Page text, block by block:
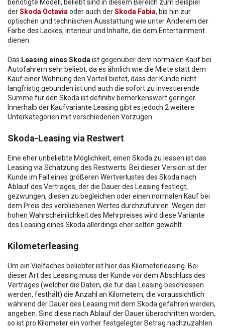
benötigte Modell, beliebt sind in diesem Bereich zum Beispiel
derSkoda Octaviaoder auch derSkoda Fabia, bis hin zur
optischen und technischen Ausstattung wie unter Anderem der
Farbe des Lackes, Interieur und Inhalte, die dem Entertainment
dienen.
Das Leasing eines Skodaist gegenüber dem normalen Kauf bei
Autofahrern sehr beliebt, da es ähnlich wie die Miete statt dem
Kauf einer Wohnung den Vorteil bietet, dass der Kunde nicht
langfristig gebunden ist und auch die sofort zu investierende
Summe für den Skoda ist definitiv bemerkenswert geringer.
Innerhalb der Kaufvariante Leasing gibt es jedoch 2 weitere
Unterkategorien mit verschiedenen Vorzügen.
Skoda-Leasing via Restwert
Eine eher unbeliebte Möglichkeit, einen Skoda zu leasen ist das
Leasing via Schätzung des Restwerts. Bei dieser Version ist der
Kunde im Fall eines größeren Wertverlustes des Skoda nach
Ablauf des Vertrages, der die Dauer des Leasing festlegt,
gezwungen, diesen zu begleichen oder einen normalen Kauf bei
dem Preis des verbliebenen Wertes durchzuführen. Wegen der
hohen Wahrscheinlichkeit des Mehrpreises wird diese Variante
des Leasing eines Skoda allerdings eher selten gewählt.
Kilometerleasing
Um ein Vielfaches beliebter ist hier das Kilometerleasing. Bei
dieser Art des Leasing muss der Kunde vor dem Abschluss des
Vertrages (welcher die Daten, die für das Leasing beschlossen
werden, festhält) die Anzahl an Kilometern, die voraussichtlich
während der Dauer des Leasing mit dem Skoda gefahren werden,
angeben. Sind diese nach Ablauf der Dauer überschritten worden,
so ist pro Kilometer ein vorher festgelegter Betrag nachzuzahlen.